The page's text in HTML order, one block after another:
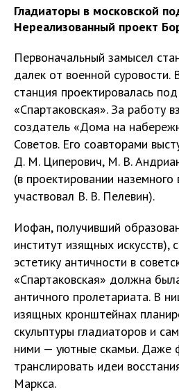
Гладиаторы в московской
Нереализованный проект
Первоначальный замысел
далек от военной суровости.
станция проектировалась
«Спартаковская». За работу
создатель «Дома на
Советов. Его соавторами
Д. М. Циперович, М. В.
(в проектировании
участвовал В. В. Пелевин).
Иофан, получивший
институт изящных искусств),
эстетику античности в
«Спартаковская» должна
античного пролетариата. В
изящных кронштейнах
скульптуры гладиаторов и
ними — уютные скамьи. Даже
транслировать идеи
Маркса.